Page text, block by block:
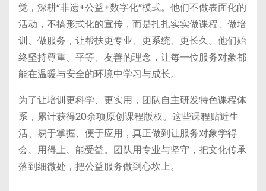
觉，深耕“非遗+公益+数字化”模式。他们不做表面化的
活动，不搞形式化的宣传，而是扎扎实实做课程、做培
训、做服务，让帮扶更专业、更系统、更长久。他们始
终坚持尊重、平等、友善的理念，让每一位服务对象都
能在温暖与安全的环境中学习与成长。
为了让培训更科学、更实用，团队自主研发特色课程体
系，累计获得20余项原创课程版权。这些课程贴近生
活、易于掌握、便于应用，真正做到让服务对象学得
会、用得上、能受益。团队用专业与坚守，把文化传承
落到细微处，把公益服务做到心坎上。